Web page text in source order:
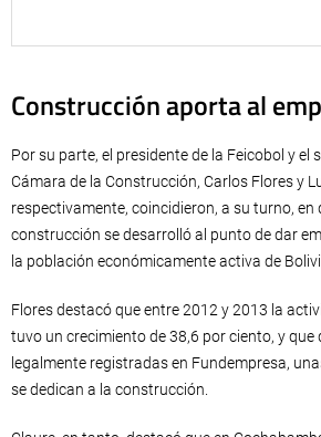
Construcción aporta al
Por su parte, el presidente de la Feicobol y el
Cámara de la Construcción, Carlos Flores y
respectivamente, coincidieron, a su turno, en
construcción se desarrolló al punto de dar
la población económicamente activa de
Flores destacó que entre 2012 y 2013 la
tuvo un crecimiento de 38,6 por ciento, y que
legalmente registradas en Fundempresa,
se dedican a la construcción.